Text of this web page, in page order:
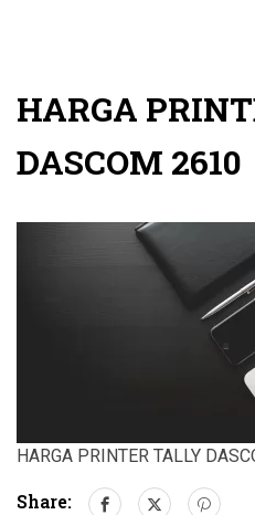
HARGA
DASCOM 2610
HARGA PRINTER TALLY
Share: